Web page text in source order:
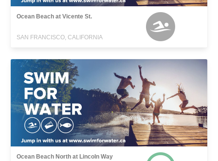
Ocean Beach at Vicente St.
SAN FRANCISCO, CALIFORNIA
Ocean Beach North at Lincoln Way